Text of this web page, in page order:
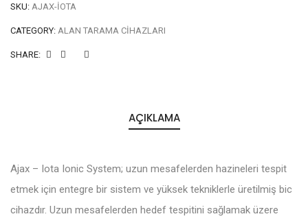
SKU: AJAX-IOTA
CATEGORY: ALAN TARAMA CIHAZLARI
SHARE:
AÇIKLAMA
Ajax – Iota Ionic System; uzun mesafelerden hazineleri tespit
etmek için entegre bir sistem ve yüksek tekniklerle üretilmiş bic
cihazdır. Uzun mesafelerden hedef tespitini sağlamak üzere